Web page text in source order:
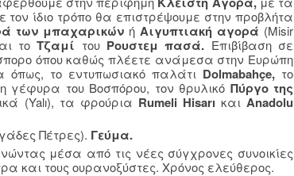
ίδιο τρόπο θα επιστρέψουμε στην προβλήτα
των μπαχαρικών ή Αιγυπτιακή αγορά (Misir
το Τζαμί του Ρουστεμ πασά. Επιβίβαση σε
όπου καθώς πλέετε ανάμεσα στην Ευρώπη
το εντυπωσιακό παλάτι Dolmabahçe, το
του Βοσπόρου, τον θρυλικό Πύργο της
(Yalı), τα φρούρια Rumeli Hisarı και Anadolu
Πέτρες). Γεύμα.
μέσα από τις νέες σύγχρονες συνοικίες
και τους ουρανοξύστες. Χρόνος ελεύθερος.